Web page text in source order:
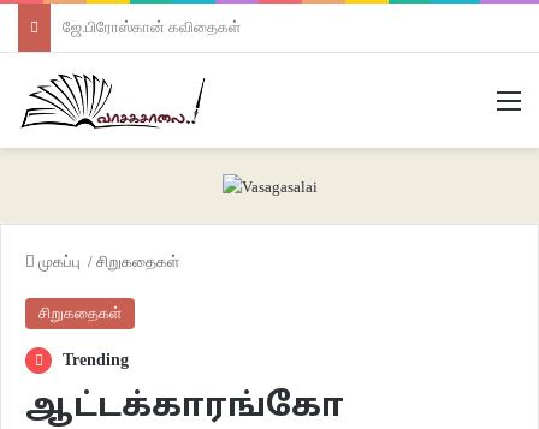
ஜே.பிரோஸ்கான் கவிதைகள்
முகப்பு / சிறுகதைகள்
சிறுகதைகள்
Trending
ஆட்டக்காரங்கோ